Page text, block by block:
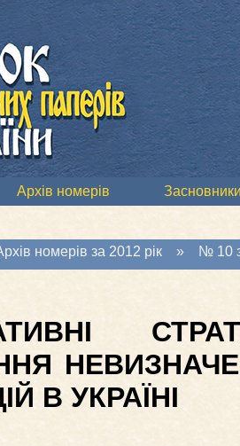
Архів номерів
номерів за 2012 рік » № 10
В УКРАЇНІ